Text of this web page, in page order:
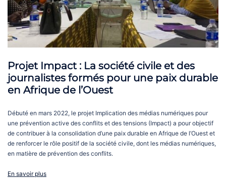
Projet Impact : La société civile et des
journalistes formés pour une paix durable
en Afrique de l’Ouest
Débuté en mars 2022, le projet Implication des médias numériques pour
une prévention active des conflits et des tensions (Impact) a pour objectif
de contribuer à la consolidation d’une paix durable en Afrique de l’Ouest et
de renforcer le rôle positif de la société civile, dont les médias numériques,
en matière de prévention des conflits.
En savoir plus